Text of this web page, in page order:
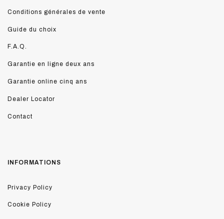
Conditions générales de vente
Guide du choix
F.A.Q.
Garantie en ligne deux ans
Garantie online cinq ans
Dealer Locator
Contact
INFORMATIONS
Privacy Policy
Cookie Policy